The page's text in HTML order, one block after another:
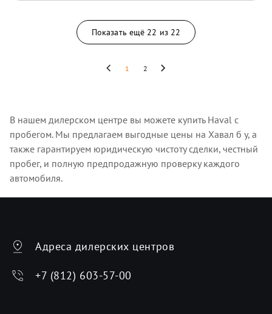
Показать ещё 22 из 22
1 2
В нашем дилерском центре вы можете купить Haval с
пробегом. Мы предлагаем выгодные цены на Хавал б у, а
также гарантируем юридическую чистоту сделки, честный
пробег, и полную предпродажную проверку каждого
автомобиля.
Адреса дилерских центров
+7 (812) 603-57-00